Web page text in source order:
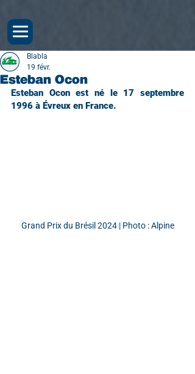
Esteban Ocon
Blabla
19 févr.
Esteban Ocon est né le 17 septembre
1996 à Évreux en France.
Grand Prix du Brésil 2024 | Photo : Alpine